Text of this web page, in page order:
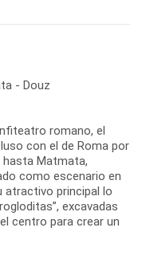
- Douz
romano, el
con el de Roma por
hasta Matmata,
como escenario en
atractivo principal lo
excavadas
centro para crear un